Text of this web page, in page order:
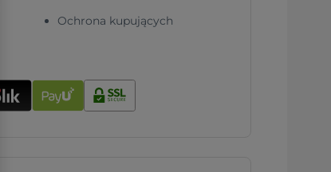
Ochrona kupujących